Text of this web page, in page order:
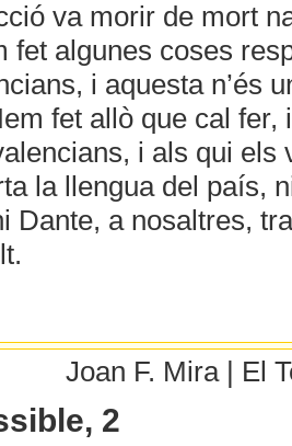
va morir de mort
fet algunes coses
i aquesta n’és
fet allò que cal fer,
i als qui els
la llengua del país,
Dante, a nosaltres,
Joan F. Mira | El
2